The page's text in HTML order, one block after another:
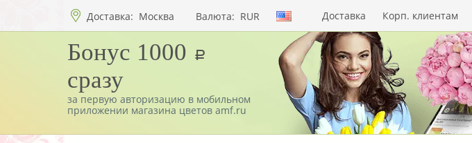
Бонус 1000 a
сразу
за первую авторизацию в мобильном
приложении магазина цветов amf.ru
Доставка: Москва Валюта: RUR Доставка Корп. клиентам